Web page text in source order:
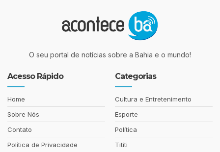
O seu portal de notícias sobre a Bahia e o mundo!
Acesso Rápido
Home
Sobre Nós
Contato
Política de Privacidade
Categorias
Cultura e Entretenimento
Esporte
Política
Tititi